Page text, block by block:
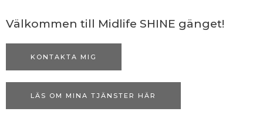
Välkommen till Midlife SHINE gänget!
KONTAKTA MIG
LÄS OM MINA TJÄNSTER HÄR